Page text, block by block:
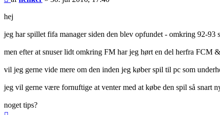
hej
jeg har spillet fifa manager siden den blev opfundet - omkring 92-
men efter at snuser lidt omkring FM har jeg hørt en del herfra FCM
vil jeg gerne vide mere om den inden jeg køber spil til pc som
jeg vil gerne være fornuftige at venter med at købe den spil så snart
noget tips?